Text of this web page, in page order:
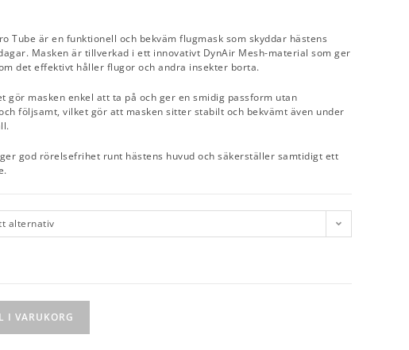
Tube är en funktionell och bekväm flugmask som skyddar hästens
Masken är tillverkad i ett innovativt DynAir Mesh-material som ger
det effektivt håller flugor och andra insekter borta.
gör masken enkel att ta på och ger en smidig passform utan
följsamt, vilket gör att masken sitter stabilt och bekvämt även under
god rörelsefrihet runt hästens huvud och säkerställer samtidigt ett
alternativ
I VARUKORG